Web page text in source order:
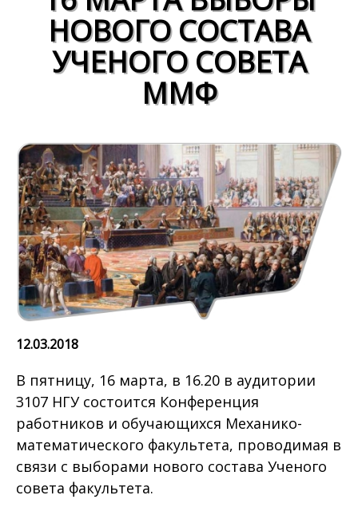
НОВОГО СОСТАВА
УЧЕНОГО СОВЕТА
ММФ
12.03.2018
В пятницу, 16 марта, в 16.20 в аудитории
3107 НГУ состоится Конференция
работников и обучающихся Механико-
математического факультета, проводимая в
связи с выборами нового состава Ученого
совета факультета.